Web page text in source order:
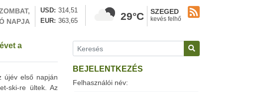
NAPJA
USD
314,51
EUR
363,65 29°C SZEGED
kevés felhő
a
újév első napján
ski-re ültek. Az
BEJELENTKEZÉS
Felhasználói név: